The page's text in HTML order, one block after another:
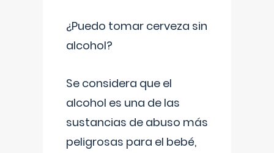
¿Puedo tomar cerveza sin
alcohol?
Se considera que el
alcohol es una de las
sustancias de abuso más
peligrosas para el bebé,